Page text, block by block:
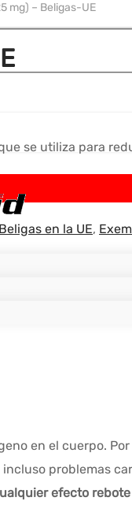
mg) – Beligas-UE
se utiliza para
en la UE,
en el cuerpo.
problemas
efecto